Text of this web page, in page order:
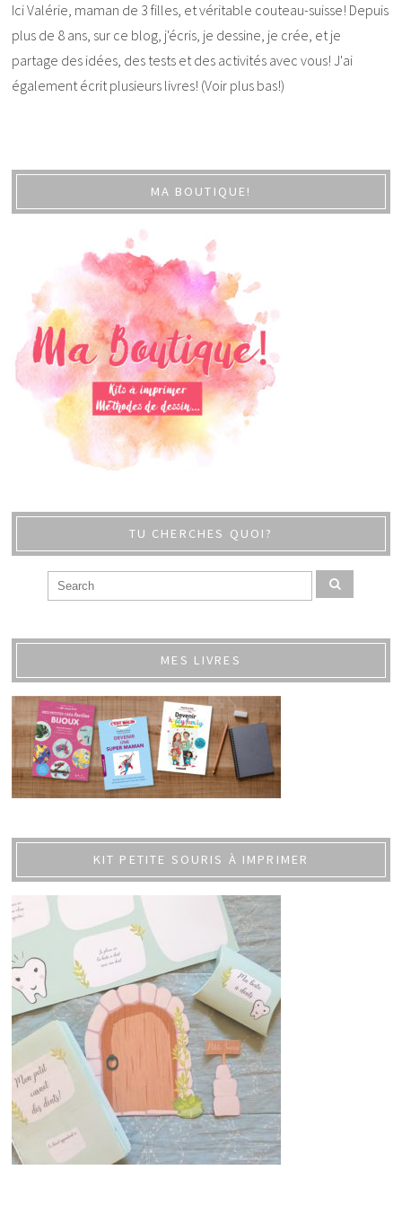
Ici Valérie, maman de 3 filles, et véritable couteau-suisse! Depuis
plus de 8 ans, sur ce blog, j'écris, je dessine, je crée, et je
partage des idées, des tests et des activités avec vous! J'ai
également écrit plusieurs livres! (Voir plus bas!)
MA BOUTIQUE!
TU CHERCHES QUOI?
MES LIVRES
KIT PETITE SOURIS À IMPRIMER